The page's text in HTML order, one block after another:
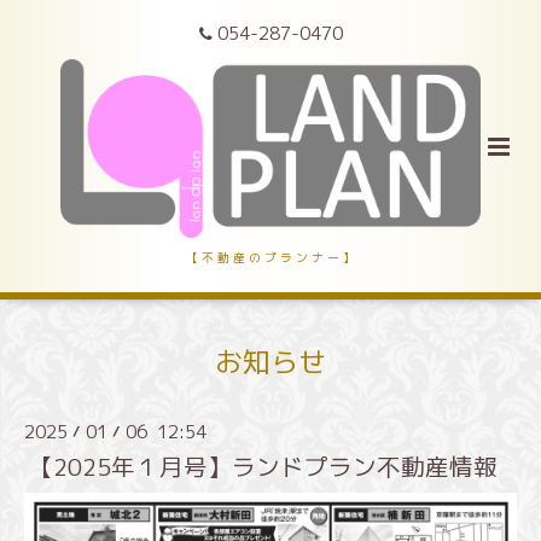
054-287-0470
【 不 動 産 の プ ラ ン ナ ー 】
お知らせ
2025 / 01 / 06 12:54
【2025年１月号】ランドプラン不動産情報